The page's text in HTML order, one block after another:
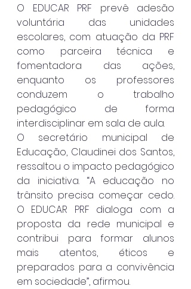
O EDUCAR PRF prevê adesão
voluntária das unidades
escolares, com atuação da PRF
como parceira técnica e
fomentadora das ações,
enquanto os professores
conduzem o trabalho
pedagógico de forma
interdisciplinar em sala de aula.
O secretário municipal de
Educação, Claudinei dos Santos,
ressaltou o impacto pedagógico
da iniciativa. “A educação no
trânsito precisa começar cedo.
O EDUCAR PRF dialoga com a
proposta da rede municipal e
contribui para formar alunos
mais atentos, éticos e
preparados para a convivência
em sociedade”, afirmou.